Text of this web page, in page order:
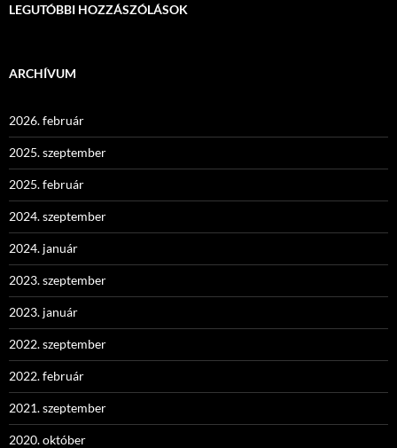
LEGUTÓBBI HOZZÁSZÓLÁSOK
ARCHÍVUM
2026. február
2025. szeptember
2025. február
2024. szeptember
2024. január
2023. szeptember
2023. január
2022. szeptember
2022. február
2021. szeptember
2020. október